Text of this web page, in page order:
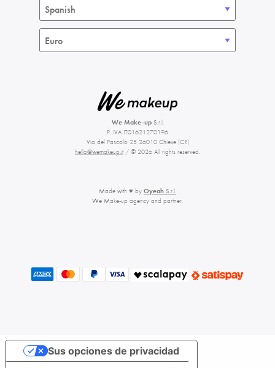
We Make-upS.r.l.
P. IVA IT01621270196
Via del Pascolo 25 26010 Chieve (CR)
hello@wemakeup.it / © 2026 All rights reserved.
Made with ♥ by Oyeah S.r.l.
We Make-up agency and partner.
Sus opciones de privacidad